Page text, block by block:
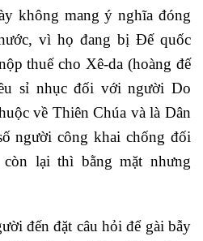
không mang ý nghĩa đóng
vì họ đang bị Đế quốc
thuế cho Xê-da (hoàng đế
sỉ nhục đối với người Do
về Thiên Chúa và là Dân
người công khai chống đối
lại thì bằng mặt nhưng
đến đặt câu hỏi để gài bẫy